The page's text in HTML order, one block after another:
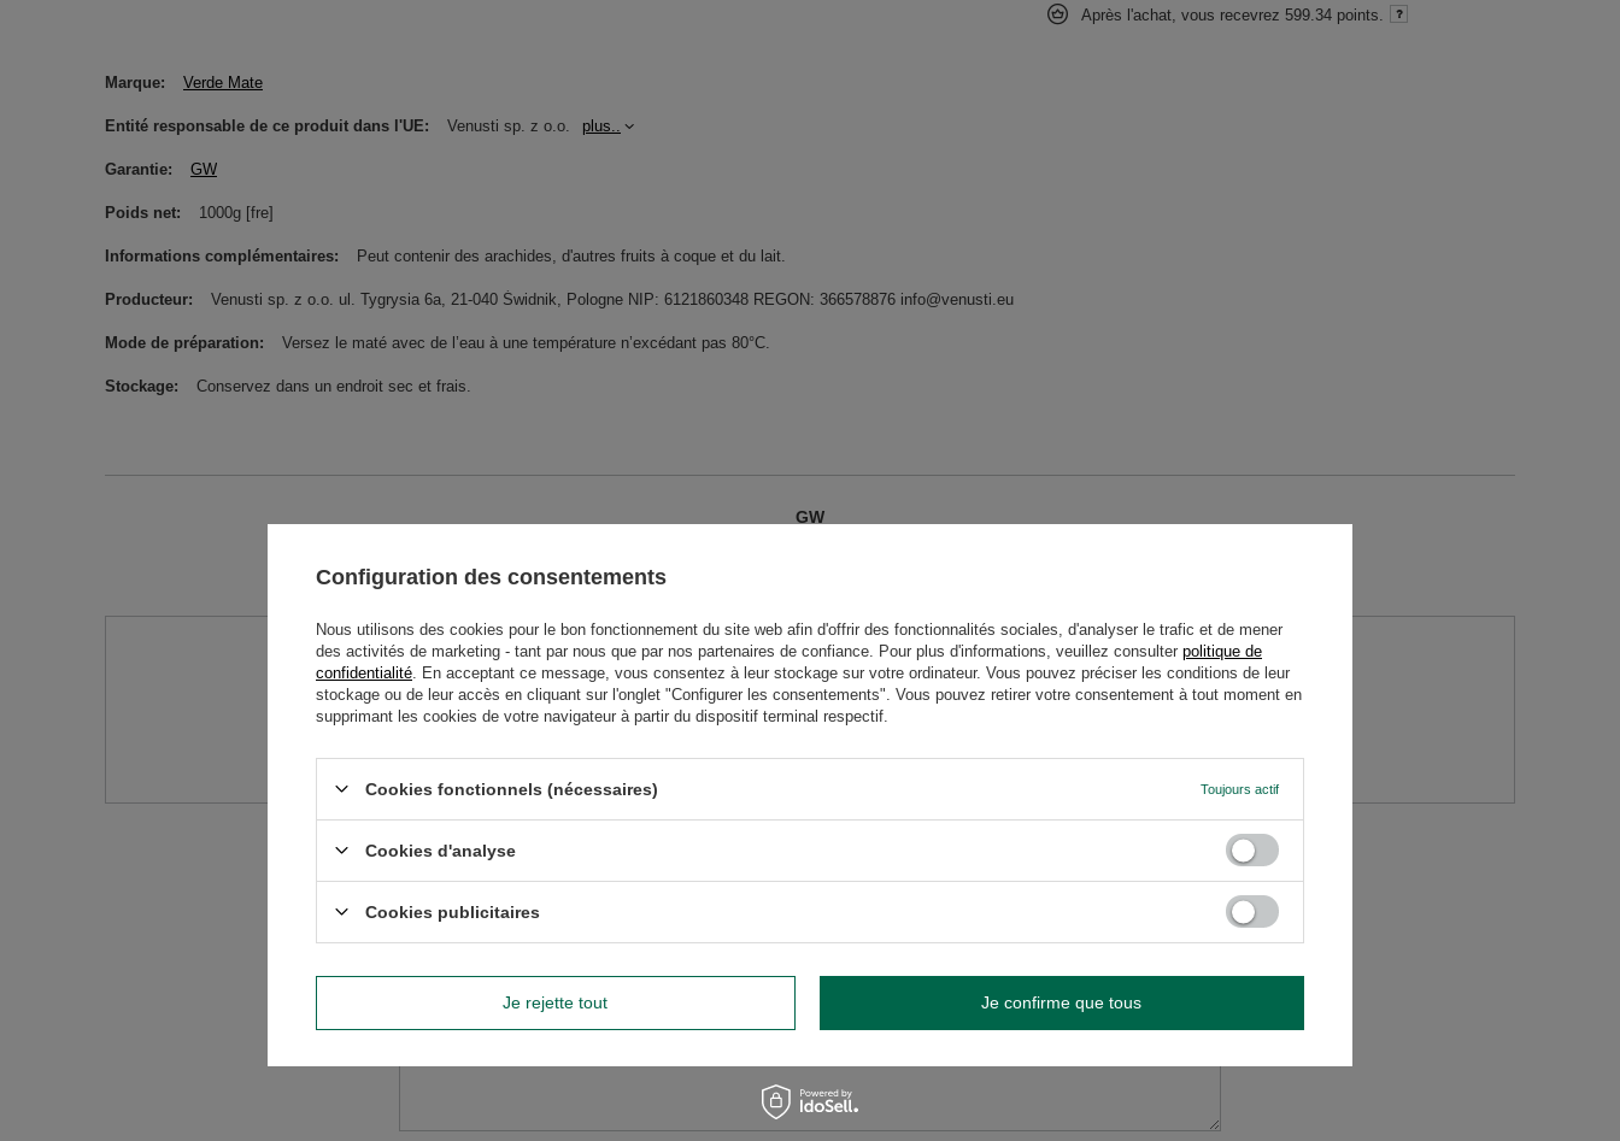
Après l'achat, vous recevrez599.34 points.
Marque Verde Mate
Entité responsable de ce produit dans l'UE Venusti sp. z o.o. plus..
Garantie GW
Poids net 1000g [fre]
Informations complémentaires Peut contenir des arachides, d'autres fruits à coque et du lait.
Producteur Venusti sp. z o.o. ul. Tygrysia 6a, 21-040 Świdnik, Pologne NIP: 6121860348 REGON: 366578876 info@venusti.eu
Mode de préparation Versez le maté avec de l’eau à une température n’excédant pas 80°C.
Stockage Conservez dans un endroit sec et frais.
GW
Avez-vous besoin d'aide ? Avez-vous des
questions ?
Posez votre question et nous vous répondrons rapidement. Les questions et les
consulter.
ÉCRIRE VOTRE AVIS
Configuration des consentements
Nous utilisons des cookies pour le bon fonctionnement du site web afin d'offrir des fonctionnalités sociales, d'analyser le trafic et de mener
des activités de marketing - tant par nous que par nos partenaires de confiance. Pour plus d'informations, veuillez consulter politique de
confidentialité . En acceptant ce message, vous consentez à leur stockage sur votre ordinateur. Vous pouvez préciser les conditions de leur
stockage ou de leur accès en cliquant sur l'onglet "Configurer les consentements". Vous pouvez retirer votre consentement à tout moment en
supprimant les cookies de votre navigateur à partir du dispositif terminal respectif.
Cookies fonctionnels (nécessaires) Toujours actif
Cookies d'analyse
Cookies publicitaires
Je rejette tout Je confirme que tous